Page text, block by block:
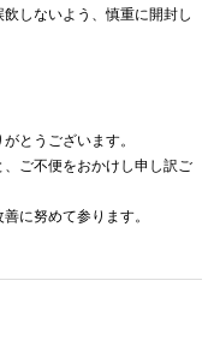
しないよう、慎重に開封し
とうございます。
ご不便をおかけし申し訳ご
に努めて参ります。